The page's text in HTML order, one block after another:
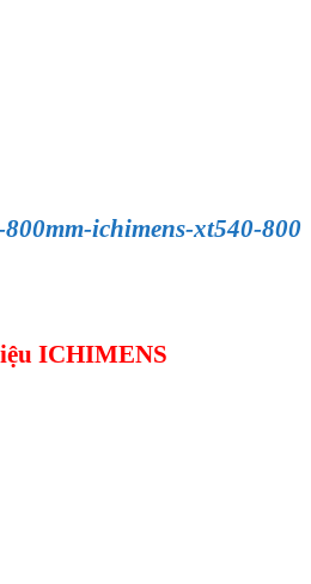
ichimens-xt540-800
ICHIMENS